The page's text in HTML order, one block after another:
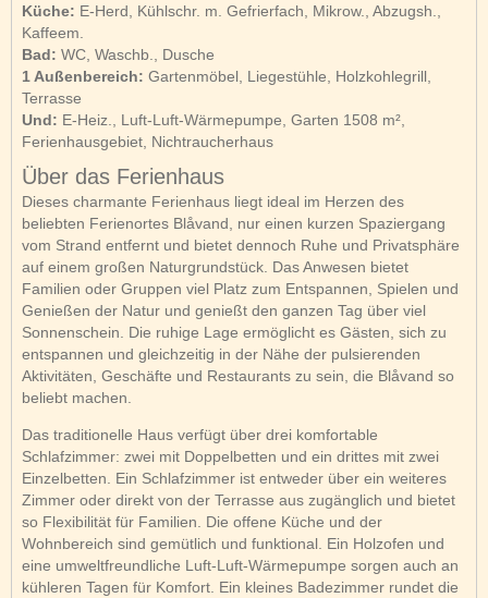
Küche: E-Herd, Kühlschr. m. Gefrierfach, Mikrow., Abzugsh.,
Kaffeem.
Bad: WC, Waschb., Dusche
1 Außenbereich: Gartenmöbel, Liegestühle, Holzkohlegrill,
Terrasse
Und: E-Heiz., Luft-Luft-Wärmepumpe, Garten 1508 m²,
Ferienhausgebiet, Nichtraucherhaus
Über das Ferienhaus
Dieses charmante Ferienhaus liegt ideal im Herzen des
beliebten Ferienortes Blåvand, nur einen kurzen Spaziergang
vom Strand entfernt und bietet dennoch Ruhe und Privatsphäre
auf einem großen Naturgrundstück. Das Anwesen bietet
Familien oder Gruppen viel Platz zum Entspannen, Spielen und
Genießen der Natur und genießt den ganzen Tag über viel
Sonnenschein. Die ruhige Lage ermöglicht es Gästen, sich zu
entspannen und gleichzeitig in der Nähe der pulsierenden
Aktivitäten, Geschäfte und Restaurants zu sein, die Blåvand so
beliebt machen.
Das traditionelle Haus verfügt über drei komfortable
Schlafzimmer: zwei mit Doppelbetten und ein drittes mit zwei
Einzelbetten. Ein Schlafzimmer ist entweder über ein weiteres
Zimmer oder direkt von der Terrasse aus zugänglich und bietet
so Flexibilität für Familien. Die offene Küche und der
Wohnbereich sind gemütlich und funktional. Ein Holzofen und
eine umweltfreundliche Luft-Luft-Wärmepumpe sorgen auch an
kühleren Tagen für Komfort. Ein kleines Badezimmer rundet die